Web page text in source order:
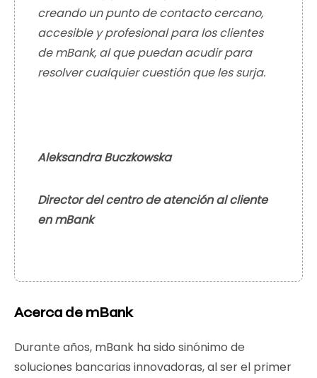
creando un punto de contacto cercano,
accesible y profesional para los clientes
de mBank, al que puedan acudir para
resolver cualquier cuestión que les surja.
Aleksandra Buczkowska
Director del centro de atención al cliente
en mBank
Acerca de mBank
Durante años, mBank ha sido sinónimo de
soluciones bancarias innovadoras, al ser el primer